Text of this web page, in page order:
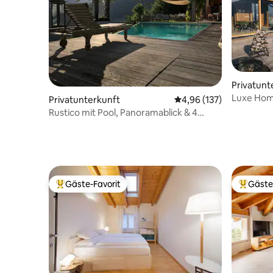
Privatunterkunft Durchschnittliche
4,96 (137)
Rustico mit Pool, Panoramablick & 4
Luxe
Beliebter Gäste-Favorit.
Gäste-Favorit